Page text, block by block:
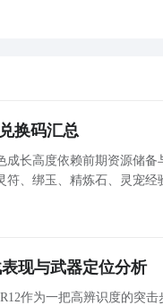
换码汇总
长高度依赖前期资源储
、绑玉、精炼石、灵宠
现与武器定位分析
作为一把高辨识度的突